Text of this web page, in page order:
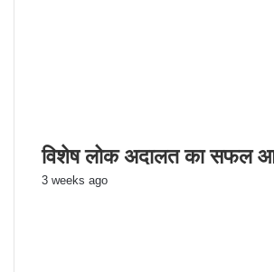
विशेष लोक अदालत का सफल
3 weeks ago